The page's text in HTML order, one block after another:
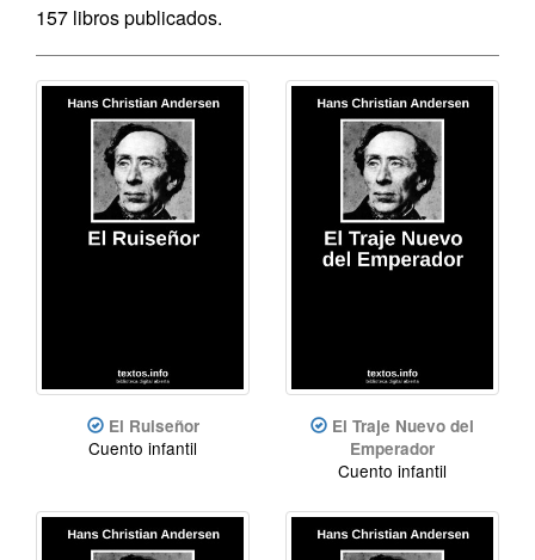
157 libros publicados.
El Ruiseñor
Cuento infantil
El Traje Nuevo del
Emperador
Cuento infantil